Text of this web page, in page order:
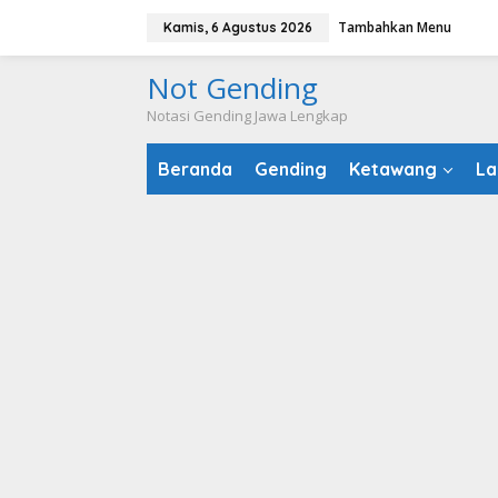
konten
Kamis, 6 Agustus 2026 Tambahkan Menu
Not Gending
Notasi Gending Jawa Lengkap
Beranda Gending Ketawang